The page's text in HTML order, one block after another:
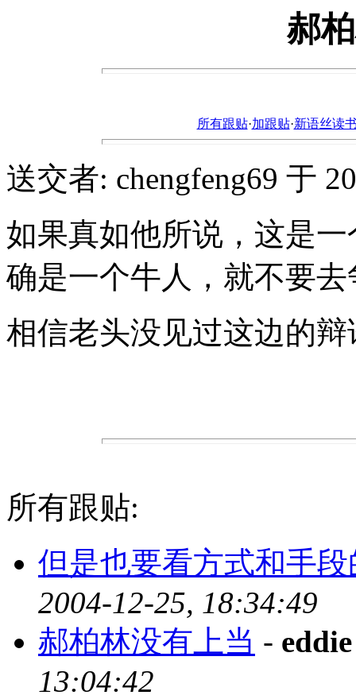
郝
所有跟贴·加跟贴·新语丝读
送交者: chengfeng69 于
如果真如他所说，这是
确是一个牛人，就不要
相信老头没见过这边的
所有跟贴:
但是也要看方式和手
2004-12-25, 18:34:49
郝柏林没有上当 - eddie
13:04:42